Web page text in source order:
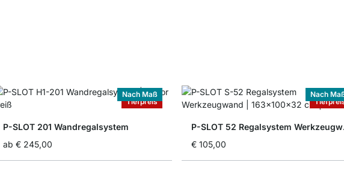
Tiefpreis
Nach Maß
P-SLOT 201 Wandregalsystem
ab € 245,00
Nach
P-
€ 105,00